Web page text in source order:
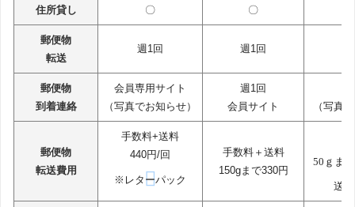
住所貸し 〇 〇
郵便物
転送
週1回 週1回
郵便物
到着連絡
会員専用サイト
（写真でお知らせ）
週1回
会員サイト
（写真
郵便物
転送費用
手数料+送料
440円/回
※レターパック
手数料＋送料
150gまで330円
50ｇま
送